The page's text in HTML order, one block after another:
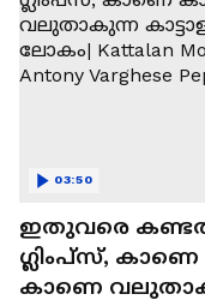
ഇതുവരെ
ഗ്ലിംപ്സ്, കാണെ
കാണെ
03:50